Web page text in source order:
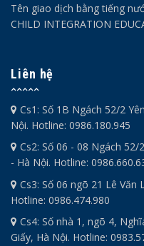
Tên giao dịch bằng tiếng
CHILD INTEGRATION
Liên hệ
Cs1: Số 1B Ngách 52/2
Nội. Hotline: 0986.180.945
Cs2: Số 06 - 08 Ngách
- Hà Nội. Hotline:
Cs3: Số 06 ngõ 21 Lê Văn
Hotline: 0986.474.980
Cs4: Số nhà 1, ngõ 4,
Giấy, Hà Nội. Hotline: